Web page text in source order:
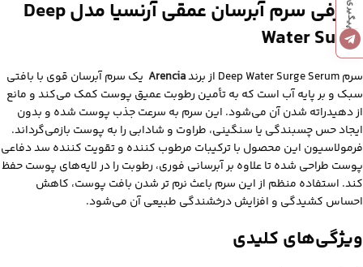
معرفی سرم آبرسان عمقی آرنسیا مدلDeep
Water Surge
سرم Deep Water Surge Serum از برند Arencia یک سرم آبرسان قوی با بافتی
سبک و بر پایه آب است که به تأمین رطوبت عمیق پوست کمک می‌کند و مانع
از دهیدراته شدن آن می‌شود. این سرم به‌ سرعت جذب پوست شده و بدون
ایجاد حس چسبندگی یا سنگینی، طراوت و شادابی را به پوست بازمی‌گرداند.
فرمولاسیون این محصول با ترکیبات مرطوب‌ کننده و تقویت‌ کننده سد دفاعی
پوست طراحی شده تا علاوه‌ بر آبرسانی فوری، رطوبت را در لایه‌های پوست حفظ
کند. استفاده منظم از این سرم باعث نرم‌ تر شدن بافت پوست، کاهش
احساس کشیدگی و افزایش درخشندگی طبیعی آن می‌شود.
ویژگی‌های کلیدی